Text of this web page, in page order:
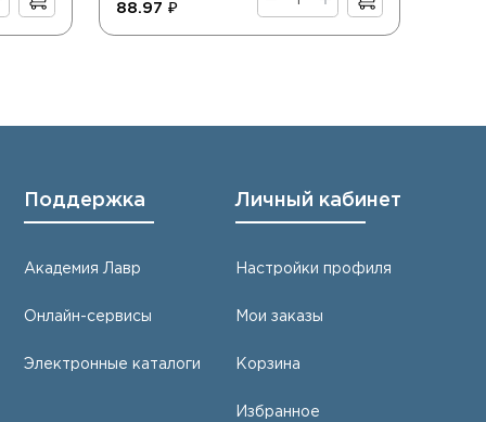
88.97 ₽
Поддержка
Академия Лавр
Онлайн-сервисы
Электронные каталоги
Личный кабинет
Настройки профиля
Мои заказы
Корзина
Избранное